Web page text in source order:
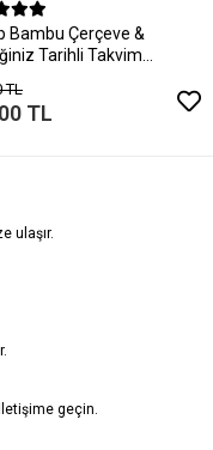
Bambu Çerçeve &
Tarihli Takvim
TL
TL
ulaşır.
geçin.